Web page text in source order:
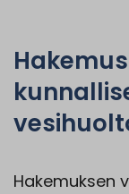
Hakemuksen